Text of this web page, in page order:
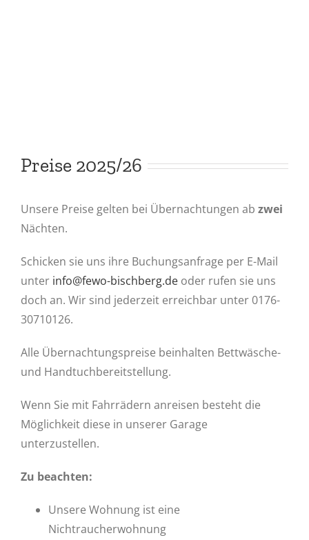
Preise 2025/26
Unsere Preise gelten bei Übernachtungen ab zwei
Nächten.
Schicken sie uns ihre Buchungsanfrage per E-Mail
unter info@fewo-bischberg.de oder rufen sie uns
doch an. Wir sind jederzeit erreichbar unter 0176-
30710126.
Alle Übernachtungspreise beinhalten Bettwäsche-
und Handtuchbereitstellung.
Wenn Sie mit Fahrrädern anreisen besteht die
Möglichkeit diese in unserer Garage
unterzustellen.
Zu beachten:
Unsere Wohnung ist eine
Nichtraucherwohnung